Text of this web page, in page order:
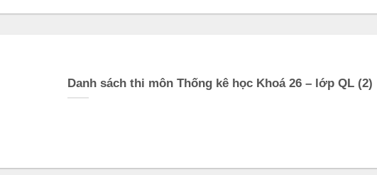
Danh sách thi môn Thống kê học Khoá 26 – lớp QL (2)